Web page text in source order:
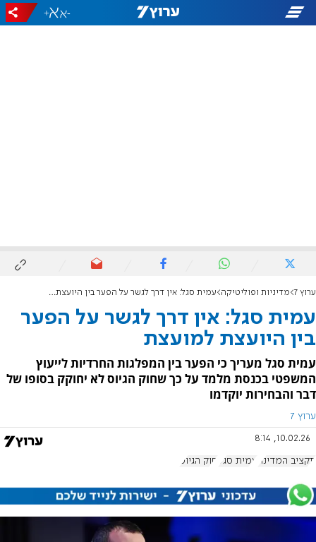
-
+
ערוץ 7 מדיניות ופוליטיקה עמית סגל: אין דרך לגשר על הפער בין היועצת למועצת
עמית סגל: אין דרך לגשר על הפער
בין היועצת למועצת
עמית סגל מעריך כי הפער בין המפלגות החרדיות לייעוץ
המשפטי בכנסת מלמד על כך שחוק הגיוס לא יחוקק בסופו של
דבר והבחירות יוקדמו
ערוץ 7
10.02.26, 8:14
תקציב המדינה עמית סגל חוק הגיוס